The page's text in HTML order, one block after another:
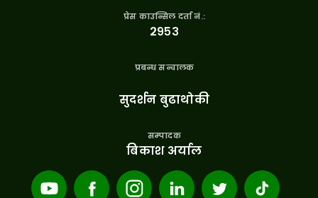
प्रेस काउन्सिल दर्ता नं.:
२९५३
प्रबन्ध सन्चालक
सुदर्शन बुढाथोकी
सम्पादक
बिकाश अर्याल